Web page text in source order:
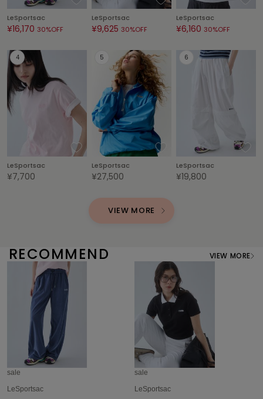
ORGUE
PATRICK
パトリック
ポローラ
リーボック
SALOMON
サロモン
sanrio house
サンリオハウス
SESAME STREET MARKET
セサミストリートマーケット
LeSportsac
¥16,170 30%OFF
LeSportsac
¥9,625 30%OFF
LeSportsac
¥6,160 30%OFF
LeSportsac
¥7,700
LeSportsac
¥27,500
LeSportsac
¥19,800
VIEW MORE
RECOMMEND VIEW MORE
sale
LeSportsac
sale
LeSportsac